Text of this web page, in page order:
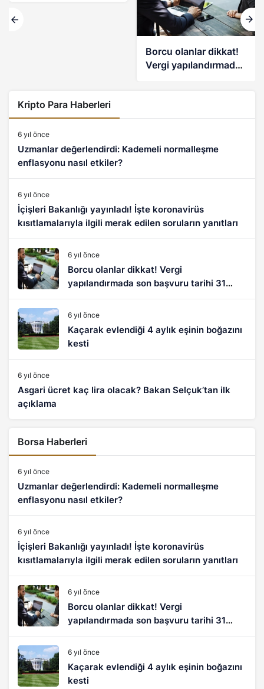
Borcu olanlar dikkat!
Vergi yapılandırmada
Kripto Para Haberleri
6 yıl önce
Uzmanlar değerlendirdi: Kademeli normalleşme
enflasyonu nasıl etkiler?
6 yıl önce
İçişleri Bakanlığı yayınladı! İşte koronavirüs
kısıtlamalarıyla ilgili merak edilen soruların yanıtları
6 yıl önce
Borcu olanlar dikkat! Vergi
yapılandırmada son başvuru tarihi 31
Aralık
6 yıl önce
Kaçarak evlendiği 4 aylık eşinin boğazını
kesti
6 yıl önce
Asgari ücret kaç lira olacak? Bakan Selçuk’tan ilk
açıklama
Borsa Haberleri
6 yıl önce
Uzmanlar değerlendirdi: Kademeli normalleşme
enflasyonu nasıl etkiler?
6 yıl önce
İçişleri Bakanlığı yayınladı! İşte koronavirüs
kısıtlamalarıyla ilgili merak edilen soruların yanıtları
6 yıl önce
Borcu olanlar dikkat! Vergi
yapılandırmada son başvuru tarihi 31
Aralık
6 yıl önce
Kaçarak evlendiği 4 aylık eşinin boğazını
kesti